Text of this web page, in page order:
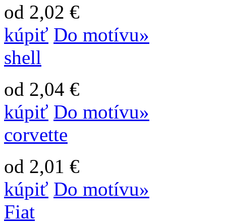
od 2,02 €
kúpiť Do motívu»
shell
od 2,04 €
kúpiť Do motívu»
corvette
od 2,01 €
kúpiť Do motívu»
Fiat